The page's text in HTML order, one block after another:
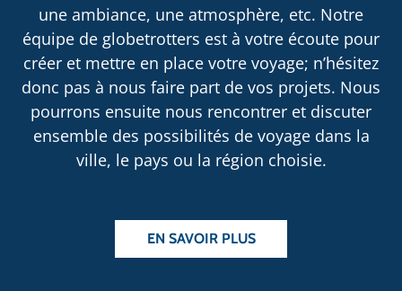
une ambiance, une atmosphère, etc. Notre
équipe de globetrotters est à votre écoute pour
créer et mettre en place votre voyage; n’hésitez
donc pas à nous faire part de vos projets. Nous
pourrons ensuite nous rencontrer et discuter
ensemble des possibilités de voyage dans la
ville, le pays ou la région choisie.
EN SAVOIR PLUS